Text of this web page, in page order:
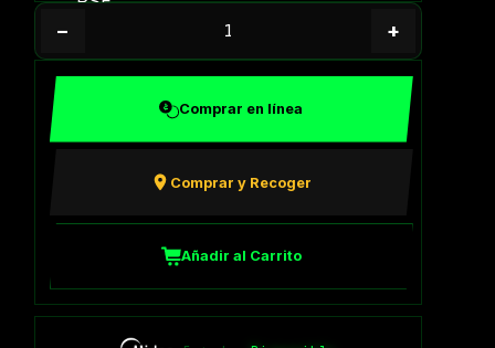
− +
Comprar en línea
Comprar y Recoger
Añadir al Carrito